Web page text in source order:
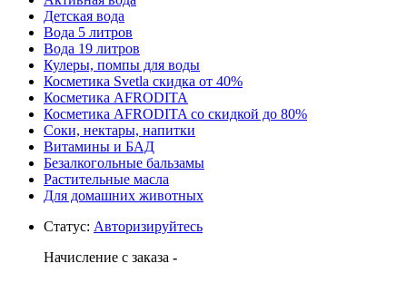
Детская вода
Вода 5 литров
Вода 19 литров
Кулеры, помпы для воды
Косметика Svetla скидка от 40%
Косметика AFRODITA
Косметика AFRODITA со скидкой до 80%
Соки, нектары, напитки
Витамины и БАД
Безалкогольные бальзамы
Растительные масла
Для домашних животных
Статус: Авторизируйтесь
Начисление с заказа -